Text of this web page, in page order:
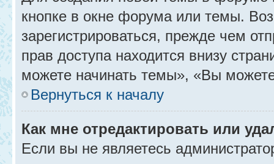
кнопке в окне форума или темы.
зарегистрироваться, прежде чем
прав доступа находится внизу
можете начинать темы», «Вы
Вернуться к началу
Как мне отредактировать или
Если вы не являетесь